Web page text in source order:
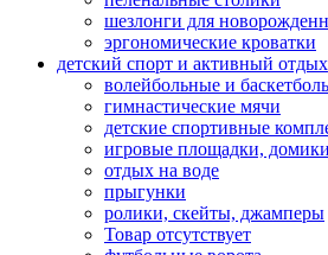
шезлонги для
эргономические кроватки
детский спорт и активный отдых
волейбольные и
гимнастические мячи
детские спортивные
игровые площадки,
отдых на воде
прыгунки
ролики, скейты, джамперы
Товар отсутствует